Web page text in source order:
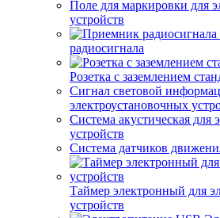
Поле для маркировки для
устройств
радиосигнала
Розетка с заземлением
Сигнал световой
электроустановочных
Система акустическая для
устройств
Система датчиков
Таймер электронный для
устройств